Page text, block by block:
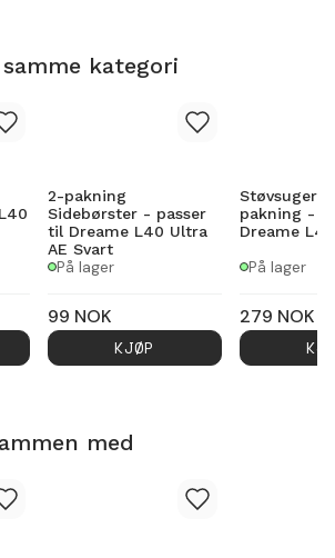
kategori
2-pakning
Sidebørster - passer
til Dreame L40 Ultra
AE Svart
På lager
99 NOK
KJØP
pakning -
Dreame
På lager
279 NOK
med